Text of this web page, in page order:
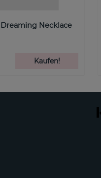
Necklace
Kaufen!